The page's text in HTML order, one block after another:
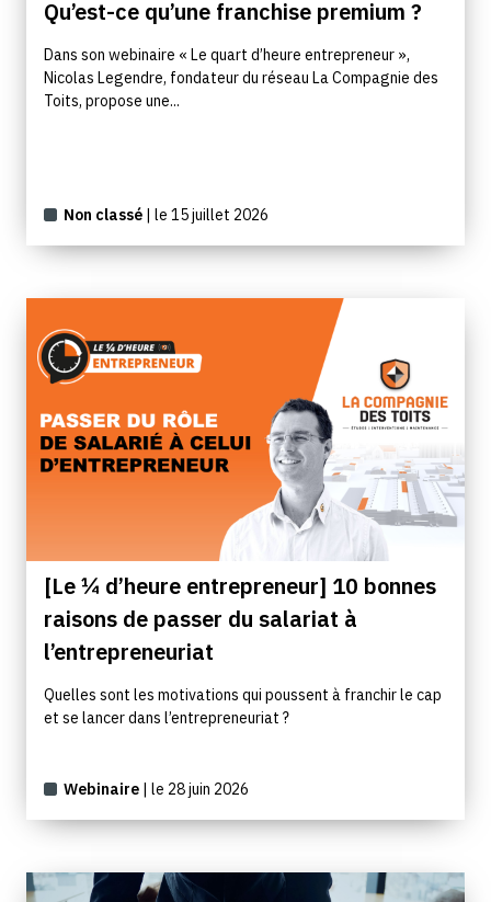
Qu’est-ce qu’une franchise premium ?
Dans son webinaire « Le quart d’heure entrepreneur »,
Nicolas Legendre, fondateur du réseau La Compagnie des
Toits, propose une...
Non classé | le 15 juillet 2026
[Le ¼ d’heure entrepreneur] 10 bonnes
raisons de passer du salariat à
l’entrepreneuriat
Quelles sont les motivations qui poussent à franchir le cap
et se lancer dans l’entrepreneuriat ?
Webinaire | le 28 juin 2026